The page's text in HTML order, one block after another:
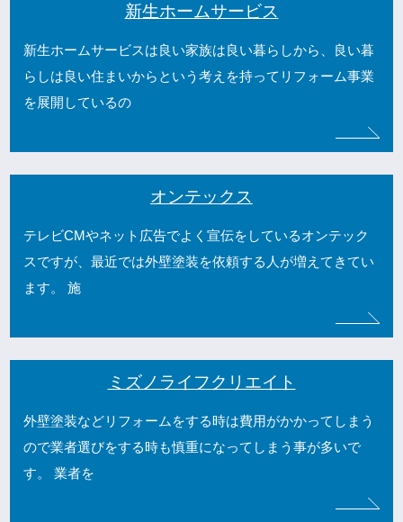
新生ホームサービス
新生ホームサービスは良い家族は良い暮らしから、良い暮
らしは良い住まいからという考えを持ってリフォーム事業
を展開しているの
オンテックス
テレビCMやネット広告でよく宣伝をしているオンテック
スですが、最近では外壁塗装を依頼する人が増えてきてい
ます。 施
ミズノライフクリエイト
外壁塗装などリフォームをする時は費用がかかってしまう
ので業者選びをする時も慎重になってしまう事が多いで
す。 業者を